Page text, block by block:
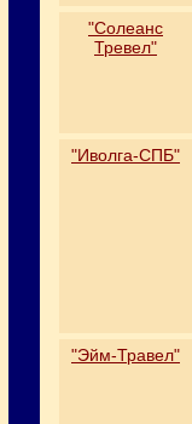
"Солеанс
Тревел"
"Иволга-СПБ"
"Эйм-Травел"